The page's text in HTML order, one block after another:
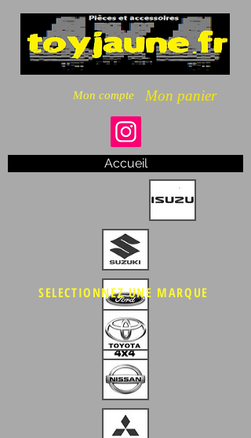
Mon compte Mon panier
Accueil
SELECTIONNEZ UNE MARQUE